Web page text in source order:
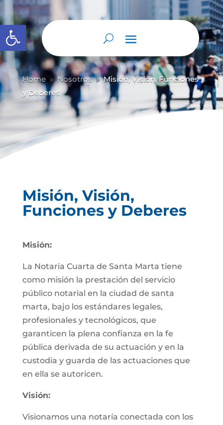
Abrir barra de herramientas
Home 9 Nosotros 9 Misión, Visión, Funciones
y Deberes
Misión, Visión,
Funciones y Deberes
Misión:
La Notaria Cuarta de Santa Marta tiene
como misión la prestación del servicio
público notarial en la ciudad de santa
marta, bajo los estándares legales,
profesionales y tecnológicos, que
garanticen la plena confianza en la fe
pública derivada de su actuación y en la
custodia y guarda de las actuaciones que
en ella se autoricen.
Visión:
Visionamos una notaría conectada con los